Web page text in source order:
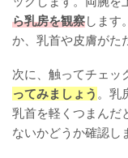
ら乳房を観察します
か、乳首や皮膚がた
次に、触ってチェッ
ってみましょう 。乳
乳首を軽くつまんだ
ないかどうか確認し